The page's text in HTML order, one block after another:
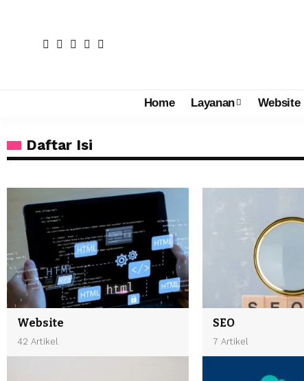
Home Layanan Website
Daftar Isi
Website
42 Artikel
SEO
7 Artikel